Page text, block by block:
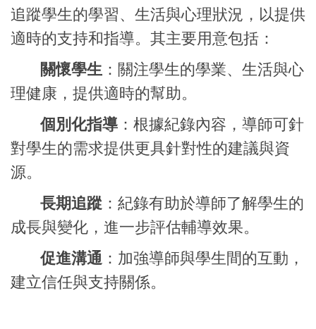
追蹤學生的學習、生活與心理狀況，以提供
適時的支持和指導。其主要用意包括：
關懷學生 ：關注學生的學業、生活與心
理健康，提供適時的幫助。
個別化指導 ：根據紀錄內容，導師可針
對學生的需求提供更具針對性的建議與資
源。
長期追蹤 ：紀錄有助於導師了解學生的
成長與變化，進一步評估輔導效果。
促進溝通 ：加強導師與學生間的互動，
建立信任與支持關係。